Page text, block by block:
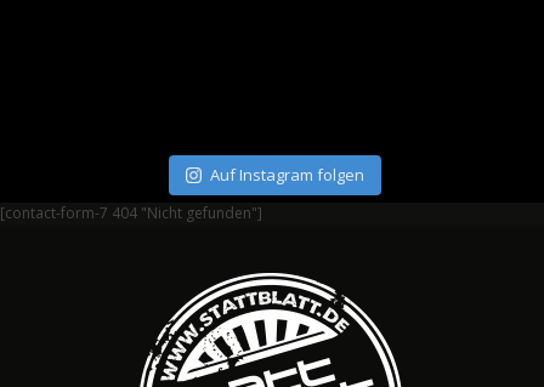
Auf Instagram folgen
[contact-form-7 404 "Nicht gefunden"]